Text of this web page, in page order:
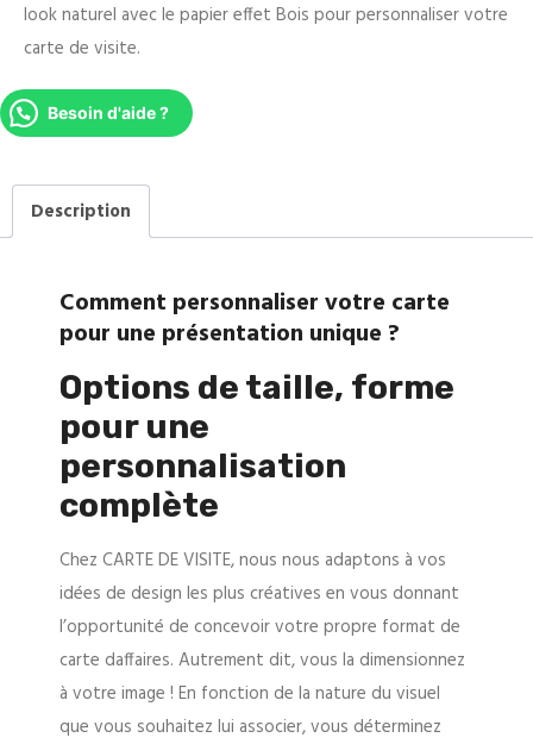
look naturel avec le papier effet Bois pour personnaliser votre
carte de visite.
Besoin d'aide ?
Description
Comment personnaliser votre carte
pour une présentation unique ?
Options de taille, forme
pour une
personnalisation
complète
Chez CARTE DE VISITE, nous nous adaptons à vos
idées de design les plus créatives en vous donnant
l’opportunité de concevoir votre propre format de
carte daffaires. Autrement dit, vous la dimensionnez
à votre image ! En fonction de la nature du visuel
que vous souhaitez lui associer, vous déterminez